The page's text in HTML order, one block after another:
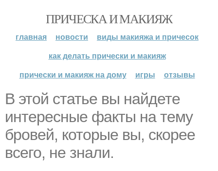
ПРИЧЕСКА И МАКИЯЖ
главная новости
виды макияжа и причесок
как делать прически и макияж
прически и макияж на дому
игры отзывы
В этой статье вы найдете
интересные факты на тему
бровей, которые вы, скорее
всего, не знали.